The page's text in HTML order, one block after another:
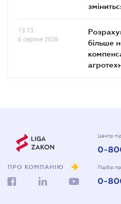
13.13
6 серпня 2026
більше
ПРО КОМПАНІЮ
Центр
0-
Підбір
0-